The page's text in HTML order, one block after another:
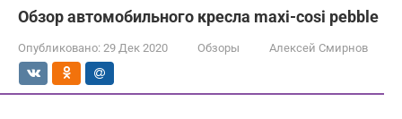
Обзор автомобильного кресла maxi-cosi pebble
Опубликовано: 29 Дек 2020 Обзоры Алексей Смирнов